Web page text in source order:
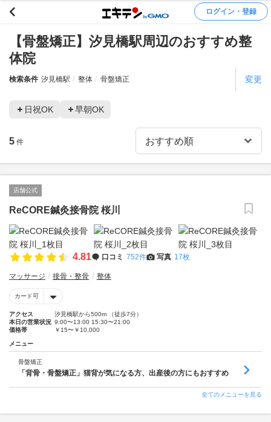
ログイン・登録
【骨盤矯正】汐見橋駅周辺のおすすめ整
体院
検索条件 汐見橋駅 整体 骨盤矯正 変更
日祝OK 早朝OK
5 件
店舗公式
ReCORE鍼灸接骨院 桜川
4.81 口コミ 752件 写真 17枚
マッサージ 接骨・整骨 整体
カード可
アクセス
汐見橋駅から500m （徒歩7分）
本日の営業状況 9:00〜13:00 15:30〜21:00
価格帯
￥15〜￥10,000
メニュー
骨盤矯正
「背骨・骨盤矯正」猫背が気になる方、出産後の方にもおすすめ
全てのメニューを見る